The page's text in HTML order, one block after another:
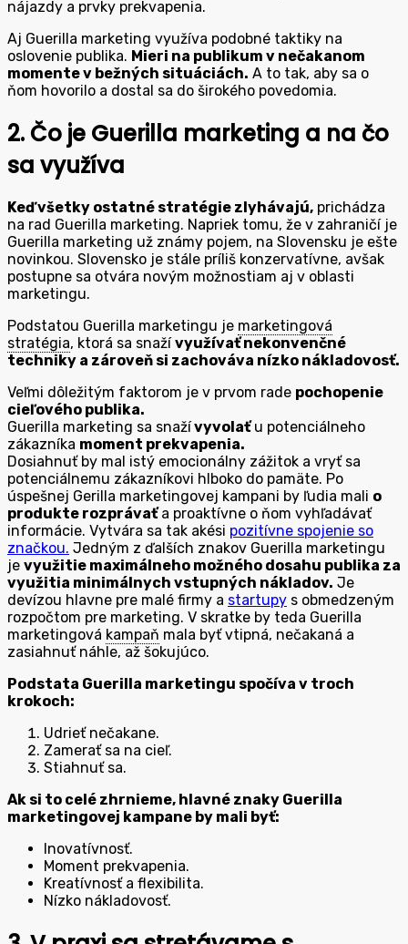
nájazdy a prvky prekvapenia.
Aj Guerilla marketing využíva podobné taktiky na
oslovenie publika. Mieri na publikum v nečakanom
momente v bežných situáciách. A to tak, aby sa o
ňom hovorilo a dostal sa do širokého povedomia.
2. Čo je Guerilla marketing a na čo
sa využíva
Keď všetky ostatné stratégie zlyhávajú, prichádza
na rad Guerilla marketing. Napriek tomu, že v zahraničí je
Guerilla marketing už známy pojem, na Slovensku je ešte
novinkou. Slovensko je stále príliš konzervatívne, avšak
postupne sa otvára novým možnostiam aj v oblasti
marketingu.
Podstatou Guerilla marketingu je marketingová
stratégia, ktorá sa snažívyužívať nekonvenčné
techniky a zároveň si zachováva nízko nákladovosť.
Veľmi dôležitým faktorom je v prvom rade pochopenie
cieľového publika.
Guerilla marketing sa snažívyvolaťu potenciálneho
zákazníka moment prekvapenia.
Dosiahnuť by mal istý emocionálny zážitok a vryť sa
potenciálnemu zákazníkovi hlboko do pamäte. Po
úspešnej Gerilla marketingovej kampani by ľudia mali o
produkte rozprávaťa proaktívne o ňom vyhľadávať
informácie. Vytvára sa tak akési pozitívne spojenie so
značkou. Jedným z ďalších znakov Guerilla marketingu
je využitie maximálneho možného dosahu publika za
využitia minimálnych vstupných nákladov. Je
devízou hlavne pre malé firmy a startupy s obmedzeným
rozpočtom pre marketing. V skratke by teda Guerilla
marketingová kampaň mala byť vtipná, nečakaná a
zasiahnuť náhle, až šokujúco.
Podstata Guerilla marketingu spočíva v troch
krokoch:
Udrieť nečakane.
Zamerať sa na cieľ.
Stiahnuť sa.
Ak si to celé zhrnieme, hlavné znaky Guerilla
marketingovej kampane by mali byť:
Inovatívnosť.
Moment prekvapenia.
Kreatívnosť a flexibilita.
Nízko nákladovosť.